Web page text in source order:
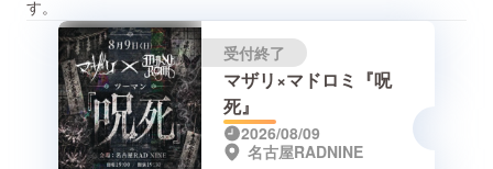
す。
受付終了
マザリ×マドロミ『呪
死』
2026/08/09
名古屋RADNINE